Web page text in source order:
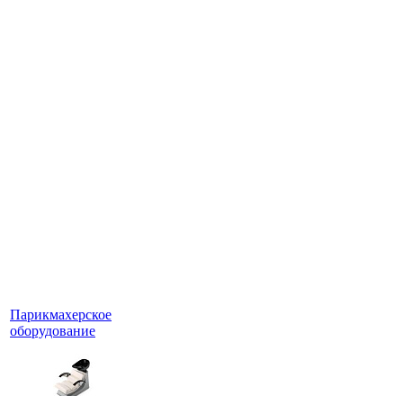
Парикмахерское
оборудование